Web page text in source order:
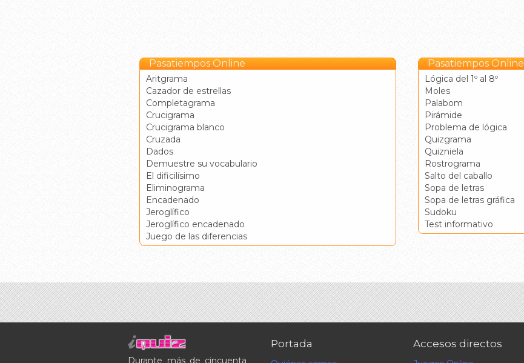
Pasatiempos Online
Aritgrama
Cazador de estrellas
Completagrama
Crucigrama
Crucigrama blanco
Cruzada
Dados
Demuestre su vocabulario
El dificilísimo
Eliminograma
Encadenado
Jeroglífico
Jeroglífico encadenado
Juego de las diferencias
Pasatiempos Online
Lógica del 1º al 8º
Moles
Palabom
Pirámide
Problema de lógica
Quizgrama
Quizniela
Rostrograma
Salto del caballo
Sopa de letras
Sopa de letras gráfica
Sudoku
Test informativo
Durante más de cincuenta
Portada Accesos directos